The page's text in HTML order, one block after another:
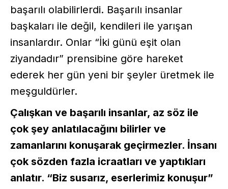
başarılı olabilirlerdi. Başarılı insanlar
başkaları ile değil, kendileri ile yarışan
insanlardır. Onlar “İki günü eşit olan
ziyandadır” prensibine göre hareket
ederek her gün yeni bir şeyler üretmek ile
meşguldürler.
Çalışkan ve başarılı insanlar, az söz ile
çok şey anlatılacağını bilirler ve
zamanlarını konuşarak geçirmezler. İnsanı
çok sözden fazla icraatları ve yaptıkları
anlatır. “Biz susarız, eserlerimiz konuşur”